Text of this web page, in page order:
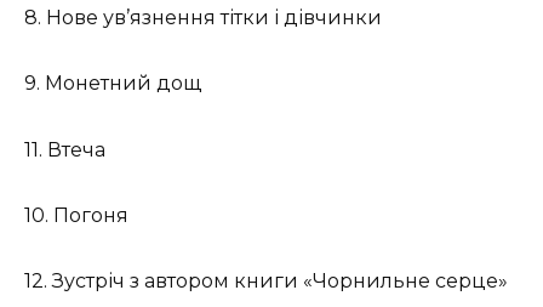
8. Нове ув’‎язнення тітки і дівчинки
9. Монетний дощ
11. Втеча
10. Погоня
12. Зустріч з автором книги «Чорнильне серце»